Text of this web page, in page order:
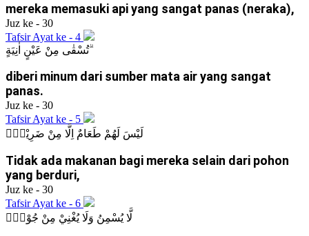
mereka memasuki api yang sangat panas (neraka),
Juz ke - 30
Tafsir Ayat ke - 4
تُسْقٰى مِنْ عَيْنٍ اٰنِيَةٍ ۗ
diberi minum dari sumber mata air yang sangat
panas.
Juz ke - 30
Tafsir Ayat ke - 5
لَيْسَ لَهُمْ طَعَامٌ اِلَّا مِنْ ضَرِيْعٍۙ
Tidak ada makanan bagi mereka selain dari pohon
yang berduri,
Juz ke - 30
Tafsir Ayat ke - 6
لَّا يُسْمِنُ وَلَا يُغْنِيْ مِنْ جُوْعٍۗ